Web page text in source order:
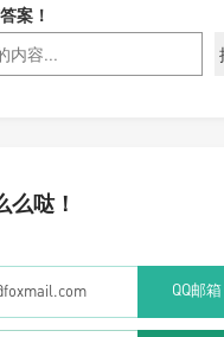
案！
么哒！
QQ邮箱